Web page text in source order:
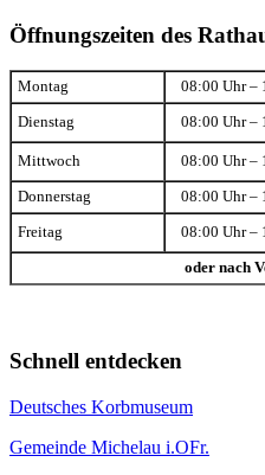
Öffnungszeiten des
Montag 08:00 Uhr –
Dienstag 08:00 Uhr –
Mittwoch 08:00 Uhr –
Donnerstag 08:00 Uhr –
Freitag 08:00 Uhr –
oder nach
Schnell entdecken
Deutsches Korbmuseum
Gemeinde Michelau i.OFr.